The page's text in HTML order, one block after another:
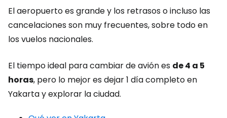
El aeropuerto es grande y los retrasos o incluso las
cancelaciones son muy frecuentes, sobre todo en
los vuelos nacionales.
El tiempo ideal para cambiar de avión es de 4 a 5
horas, pero lo mejor es dejar 1 día completo en
Yakarta y explorar la ciudad.